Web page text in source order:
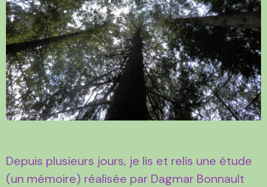
Depuis plusieurs jours, je lis et relis une étude
(un mémoire) réalisée par Dagmar Bonnault